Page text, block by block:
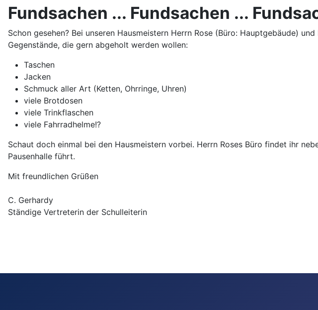
Fundsachen ... Fundsachen ...
Schon gesehen? Bei unseren Hausmeistern Herrn Rose (Büro: Hauptgebäude)
Gegenstände, die gern abgeholt werden wollen:
Taschen
Jacken
Schmuck aller Art (Ketten, Ohrringe, Uhren)
viele Brotdosen
viele Trinkflaschen
viele Fahrradhelme!?
Schaut doch einmal bei den Hausmeistern vorbei. Herrn Roses Büro findet ihr
Pausenhalle führt.
Mit freundlichen Grüßen
C. Gerhardy
Ständige Vertreterin der Schulleiterin